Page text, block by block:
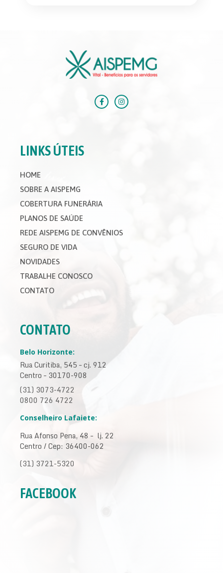
LINKS ÚTEIS
HOME
SOBRE A AISPEMG
COBERTURA FUNERÁRIA
PLANOS DE SAÚDE
REDE AISPEMG DE CONVÊNIOS
SEGURO DE VIDA
NOVIDADES
TRABALHE CONOSCO
CONTATO
CONTATO
Belo Horizonte:
Rua Curitiba, 545 – cj. 912
Centro – 30170-908
(31) 3073-4722
0800 726 4722
Conselheiro Lafaiete:
Rua Afonso Pena, 48 – lj. 22
Centro / Cep: 36400-062
(31) 3721-5320
FACEBOOK